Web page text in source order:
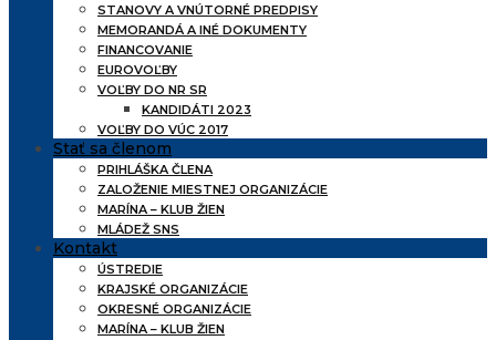
STANOVY A VNÚTORNÉ PREDPISY
MEMORANDÁ A INÉ DOKUMENTY
FINANCOVANIE
EUROVOĽBY
VOĽBY DO NR SR
KANDIDÁTI 2023
VOĽBY DO VÚC 2017
Stať sa členom
PRIHLÁŠKA ČLENA
ZALOŽENIE MIESTNEJ ORGANIZÁCIE
MARÍNA – KLUB ŽIEN
MLÁDEŽ SNS
Kontakt
ÚSTREDIE
KRAJSKÉ ORGANIZÁCIE
OKRESNÉ ORGANIZÁCIE
MARÍNA – KLUB ŽIEN